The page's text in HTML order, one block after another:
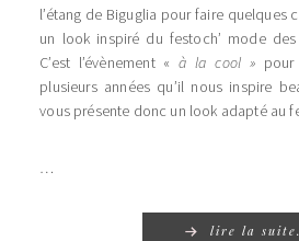
l’étang de Biguglia pour faire quelques
un look inspiré du festoch’ mode
C’est l’évènement «à la cool »
plusieurs années qu’il nous inspire
vous présente donc un look adapté au
…
lire la